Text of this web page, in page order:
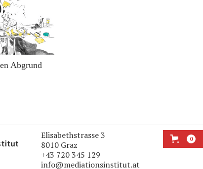
Abgrund
Elisabethstrasse 3
8010 Graz
+43 720 345 129
info@mediationsinstitut.at
0